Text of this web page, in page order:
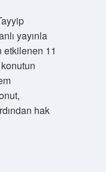
yayınla
etkilenen 11
hak